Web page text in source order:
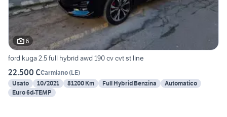
6
ford kuga 2.5 full hybrid awd 190 cv cvt st line
22.500 €Carmiano(LE)
Usato
10/2021 81200 Km Full Hybrid Benzina
Automatico
Euro 6d-TEMP